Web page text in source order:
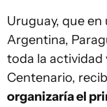
Uruguay, que
Argentina,
toda la actividad
Centenario,
organizaría el